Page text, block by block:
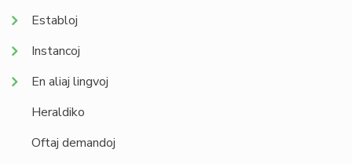
Establoj
Instancoj
En aliaj lingvoj
Heraldiko
Oftaj demandoj